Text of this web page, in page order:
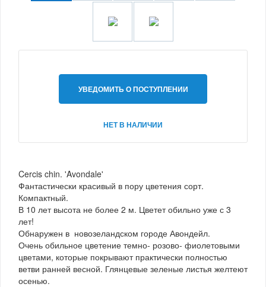
УВЕДОМИТЬ О ПОСТУПЛЕНИИ
НЕТ В НАЛИЧИИ
Cercis chin. 'Avondale'
Фантастически красивый в пору цветения сорт.
Компактный.
В 10 лет высота не более 2 м. Цветет обильно уже с 3
лет!
Обнаружен в новозеландском городе Авондейл.
Очень обильное цветение темно- розово- фиолетовыми
цветами, которые покрывают практически полностью
ветви ранней весной. Глянцевые зеленые листья желтеют
осенью.